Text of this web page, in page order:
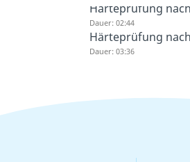
Härteprüfung
Dauer: 02:44
Härteprüfung
Dauer: 03:36